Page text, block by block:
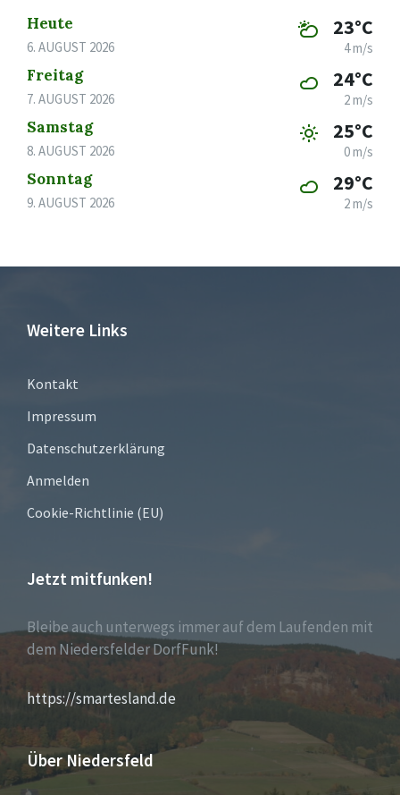
Heute
6. AUGUST 2026
23°C
4 m/s
Freitag
7. AUGUST 2026
24°C
2 m/s
Samstag
8. AUGUST 2026
25°C
0 m/s
Sonntag
9. AUGUST 2026
29°C
2 m/s
Weitere Links
Kontakt
Impressum
Datenschutzerklärung
Anmelden
Cookie-Richtlinie (EU)
Jetzt mitfunken!
Bleibe auch unterwegs immer auf dem Laufenden mit
dem Niedersfelder DorfFunk!
https://smartesland.de
Über Niedersfeld